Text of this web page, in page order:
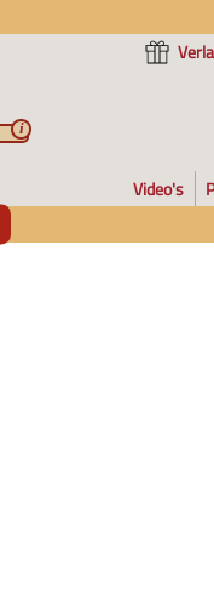
i
Video's